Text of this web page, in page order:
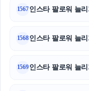
1567인스타 팔로워 늘리
1568인스타 팔로워 늘리
1569인스타 팔로워 늘리